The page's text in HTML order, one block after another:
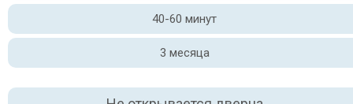
40-60 минут
3 месяца